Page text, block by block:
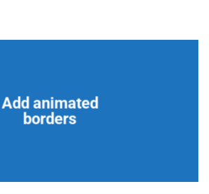
Add animated
borders